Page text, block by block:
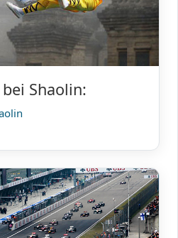
Shaolin: